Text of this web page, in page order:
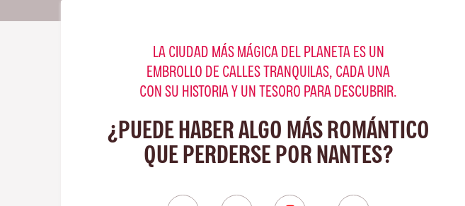
LA CIUDAD MÁS MÁGICA DEL PLANETA ES UN
EMBROLLO DE CALLES TRANQUILAS, CADA UNA
CON SU HISTORIA Y UN TESORO PARA DESCUBRIR.
¿PUEDE HABER ALGO MÁS ROMÁNTICO
QUE PERDERSE POR NANTES?